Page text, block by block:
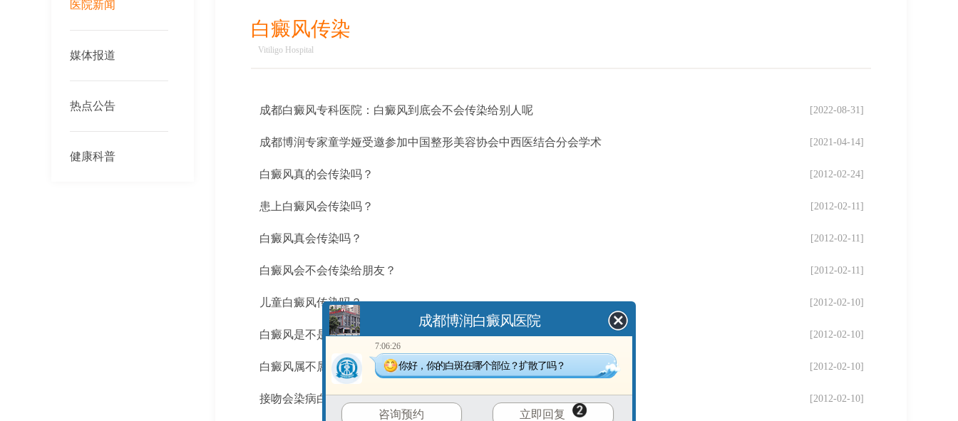
医院新闻
媒体报道
热点公告
健康科普
白癜风传染
Vitiligo Hospital
成都白癜风专科医院：白癜风到底会不会传染给别人呢 [2022-08-31]
成都博润专家童学娅受邀参加中国整形美容协会中西医结合分会学术 [2021-04-14]
白癜风真的会传染吗？ [2012-02-24]
患上白癜风会传染吗？ [2012-02-11]
白癜风真会传染吗？ [2012-02-11]
白癜风会不会传染给朋友？ [2012-02-11]
儿童白癜风传染吗？ [2012-02-10]
白癜风是不是会传染呀？ [2012-02-10]
白癜风属不属于传染病？ [2012-02-10]
接吻会染病白癜风吗？ [2012-02-10]
成都博润白癜风医院
7:06:26
你好，你的白斑在哪个部位？扩散了吗？
咨询预约 立即回复